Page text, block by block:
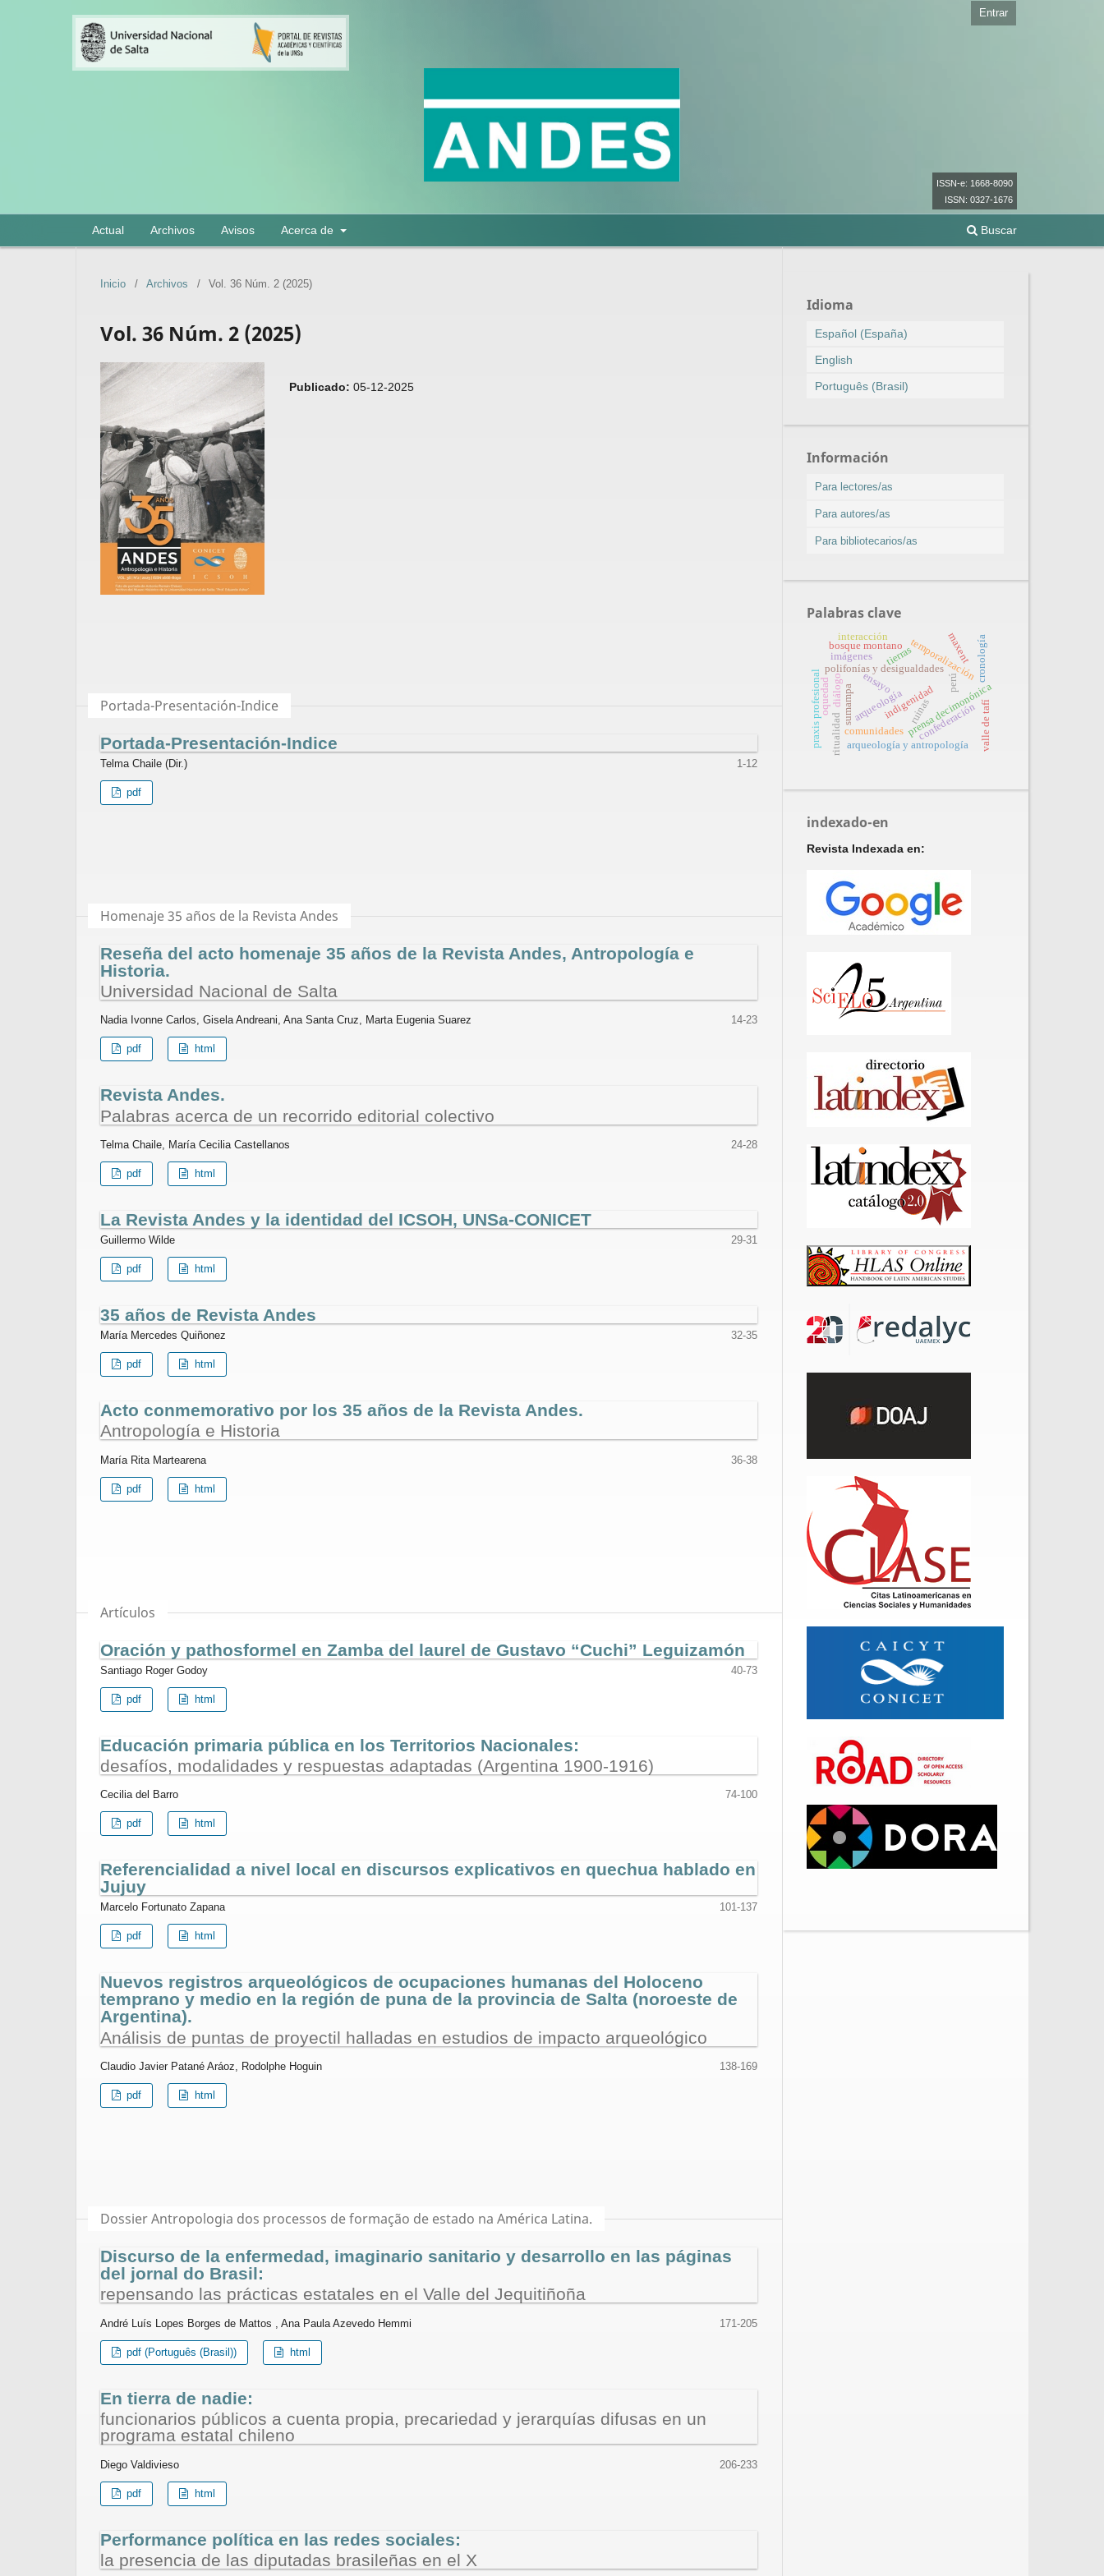
Actual Archivos Avisos Acerca de
ISSN-e: 1668-8090
ISSN: 0327-1676
Buscar
Entrar
Inicio / Archivos / Vol. 36 Núm. 2 (2025)
Vol. 36 Núm. 2 (2025)
Publicado: 05-12-2025
Portada-Presentación-Indice
Portada-Presentación-Indice
Telma Chaile (Dir.) 1-12
pdf
Homenaje 35 años de la Revista Andes
Reseña del acto homenaje 35 años de la Revista Andes, Antropología e
Historia.
Universidad Nacional de Salta
Nadia Ivonne Carlos, Gisela Andreani, Ana Santa Cruz, Marta Eugenia Suarez 14-23
pdf html
Revista Andes.
Palabras acerca de un recorrido editorial colectivo
Telma Chaile, María Cecilia Castellanos 24-28
pdf html
La Revista Andes y la identidad del ICSOH, UNSa-CONICET
Guillermo Wilde 29-31
pdf html
35 años de Revista Andes
María Mercedes Quiñonez 32-35
pdf html
Acto conmemorativo por los 35 años de la Revista Andes.
Antropología e Historia
María Rita Martearena 36-38
pdf html
Artículos
Oración y pathosformel en Zamba del laurel de Gustavo “Cuchi” Leguizamón
Santiago Roger Godoy 40-73
pdf html
Educación primaria pública en los Territorios Nacionales:
desafíos, modalidades y respuestas adaptadas (Argentina 1900-1916)
Cecilia del Barro 74-100
pdf html
Referencialidad a nivel local en discursos explicativos en quechua hablado en
Jujuy
Marcelo Fortunato Zapana 101-137
pdf html
Nuevos registros arqueológicos de ocupaciones humanas del Holoceno
temprano y medio en la región de puna de la provincia de Salta (noroeste de
Argentina).
Análisis de puntas de proyectil halladas en estudios de impacto arqueológico
Claudio Javier Patané Aráoz, Rodolphe Hoguin 138-169
pdf html
Dossier Antropologia dos processos de formação de estado na América Latina.
Discurso de la enfermedad, imaginario sanitario y desarrollo en las páginas
del jornal do Brasil:
repensando las prácticas estatales en el Valle del Jequitiñoña
André Luís Lopes Borges de Mattos , Ana Paula Azevedo Hemmi 171-205
pdf (Português (Brasil)) html
En tierra de nadie:
funcionarios públicos a cuenta propia, precariedad y jerarquías difusas en un
programa estatal chileno
Diego Valdivieso 206-233
pdf html
Performance política en las redes sociales:
la presencia de las diputadas brasileñas en el X
Idioma
Español (España)
English
Português (Brasil)
Información
Para lectores/as
Para autores/as
Para bibliotecarios/as
Palabras clave
arqueología
temporalización
polifonías y desigualdades
praxis profesional perú
prensa decimonónica
indigenidad
tierras
sumampa confederación
arqueología y antropología
ensayo
valle de tafí
comunidades
diálogo
ruinas
imágenes
ritualidad
cronología
maxent
oquedad
bosque montano
interacción
indexado-en
Revista Indexada en: